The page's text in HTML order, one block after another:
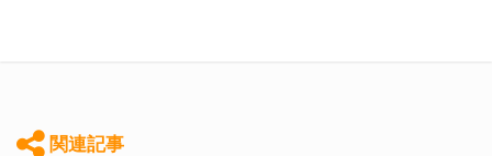
関連記事